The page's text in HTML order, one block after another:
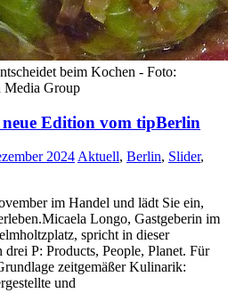
beim Kochen - Foto:
Group
neue Edition vom tipBerlin
2024 Aktuell, Berlin, Slider,
im Handel und lädt Sie ein,
Longo, Gastgeberin im
spricht in dieser
P: Products, People, Planet. Für
zeitgemäßer Kulinarik:
und